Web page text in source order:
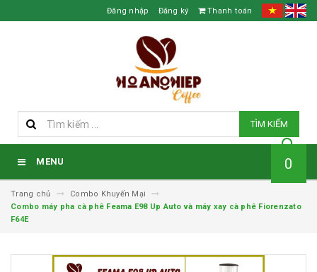
Đăng nhập Đăng ký Thanh toán
TÌM KIẾM
MENU 0
Trang chủ
Combo Khuyến Mại
Combo máy pha cà phê Feama E98 Up Auto và máy xay cà phê Fiorenzato
F64E